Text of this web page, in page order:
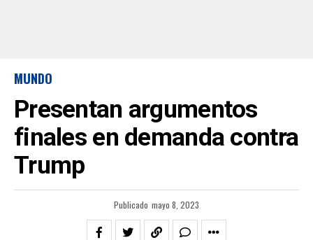
MUNDO
Presentan argumentos
finales en demanda contra
Trump
Publicado mayo 8, 2023